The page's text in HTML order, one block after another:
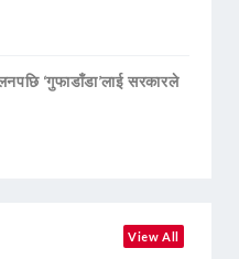
‘गुफाडाँडा’लाई सरकारले
View All